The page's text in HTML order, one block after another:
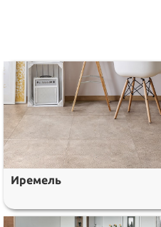
Иремель